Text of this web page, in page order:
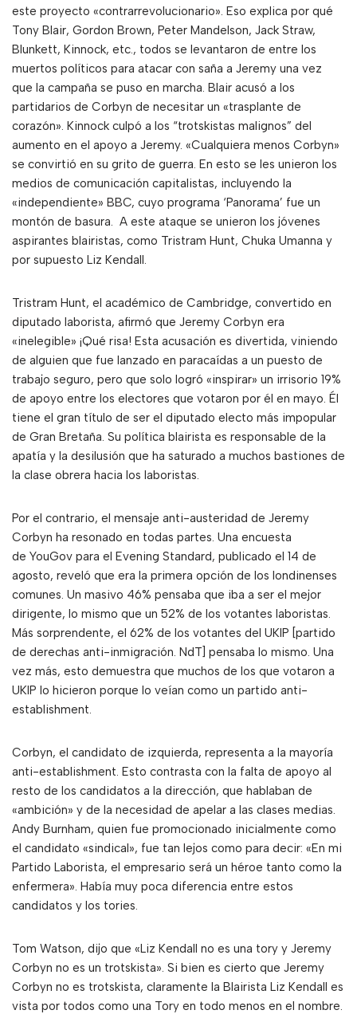
este proyecto «contrarrevolucionario». Eso explica por qué
Tony Blair, Gordon Brown, Peter Mandelson, Jack Straw,
Blunkett, Kinnock, etc., todos se levantaron de entre los
muertos políticos para atacar con saña a Jeremy una vez
que la campaña se puso en marcha. Blair acusó a los
partidarios de Corbyn de necesitar un «trasplante de
corazón». Kinnock culpó a los “trotskistas malignos” del
aumento en el apoyo a Jeremy. «Cualquiera menos Corbyn»
se convirtió en su grito de guerra. En esto se les unieron los
medios de comunicación capitalistas, incluyendo la
«independiente» BBC, cuyo programa ‘Panorama’ fue un
montón de basura. A este ataque se unieron los jóvenes
aspirantes blairistas, como Tristram Hunt, Chuka Umanna y
por supuesto Liz Kendall.
Tristram Hunt, el académico de Cambridge, convertido en
diputado laborista, afirmó que Jeremy Corbyn era
«inelegible» ¡Qué risa! Esta acusación es divertida, viniendo
de alguien que fue lanzado en paracaídas a un puesto de
trabajo seguro, pero que solo logró «inspirar» un irrisorio 19%
de apoyo entre los electores que votaron por él en mayo. Él
tiene el gran título de ser el diputado electo más impopular
de Gran Bretaña. Su política blairista es responsable de la
apatía y la desilusión que ha saturado a muchos bastiones de
la clase obrera hacia los laboristas.
Por el contrario, el mensaje anti-austeridad de Jeremy
Corbyn ha resonado en todas partes. Una encuesta
de YouGov para el Evening Standard, publicado el 14 de
agosto, reveló que era la primera opción de los londinenses
comunes. Un masivo 46% pensaba que iba a ser el mejor
dirigente, lo mismo que un 52% de los votantes laboristas.
Más sorprendente, el 62% de los votantes del UKIP [partido
de derechas anti-inmigración. NdT] pensaba lo mismo. Una
vez más, esto demuestra que muchos de los que votaron a
UKIP lo hicieron porque lo veían como un partido anti-
establishment.
Corbyn, el candidato de izquierda, representa a la mayoría
anti-establishment. Esto contrasta con la falta de apoyo al
resto de los candidatos a la dirección, que hablaban de
«ambición» y de la necesidad de apelar a las clases medias.
Andy Burnham, quien fue promocionado inicialmente como
el candidato «sindical», fue tan lejos como para decir: «En mi
Partido Laborista, el empresario será un héroe tanto como la
enfermera». Había muy poca diferencia entre estos
candidatos y los tories.
Tom Watson, dijo que «Liz Kendall no es una tory y Jeremy
Corbyn no es un trotskista». Si bien es cierto que Jeremy
Corbyn no es trotskista, claramente la Blairista Liz Kendall es
vista por todos como una Tory en todo menos en el nombre.